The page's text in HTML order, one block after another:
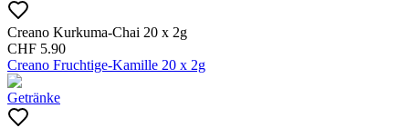
Creano Kurkuma-Chai 20 x 2g
CHF 5.90
Creano Fruchtige-Kamille 20 x 2g
Getränke